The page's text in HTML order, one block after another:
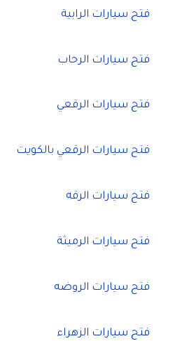
فتح سيارات الرابية
فتح سيارات الرحاب
فتح سيارات الرقعي
فتح سيارات الرقعي بالكويت
فتح سيارات الرقه
فتح سيارات الرميثة
فتح سيارات الروضه
فتح سيارات الزهراء